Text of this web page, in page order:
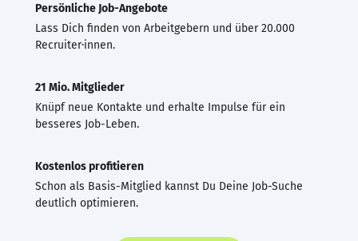
Persönliche Job-Angebote
Lass Dich finden von Arbeitgebern und über 20.000
Recruiter·innen.
21 Mio. Mitglieder
Knüpf neue Kontakte und erhalte Impulse für ein
besseres Job-Leben.
Kostenlos profitieren
Schon als Basis-Mitglied kannst Du Deine Job-Suche
deutlich optimieren.